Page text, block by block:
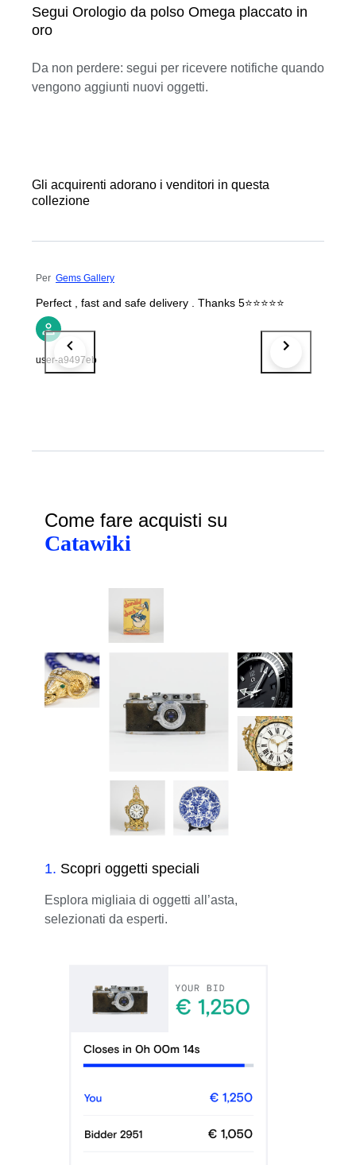
Segui Orologio da polso Omega placcato in
oro
Da non perdere: segui per ricevere notifiche quando
vengono aggiunti nuovi oggetti.
Gli acquirenti adorano i venditori in questa
collezione
Per Gems Gallery
Perfect , fast and safe delivery . Thanks 5⭐️⭐️⭐️⭐️⭐️
user-a9497eb
Come fare acquisti su
Catawiki
1. Scopri oggetti speciali
Esplora migliaia di oggetti all’asta,
selezionati da esperti.